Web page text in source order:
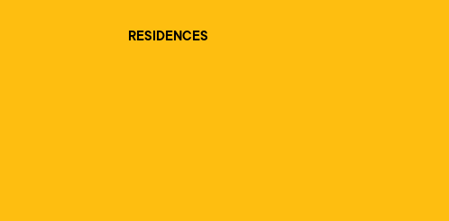
RESIDENCES